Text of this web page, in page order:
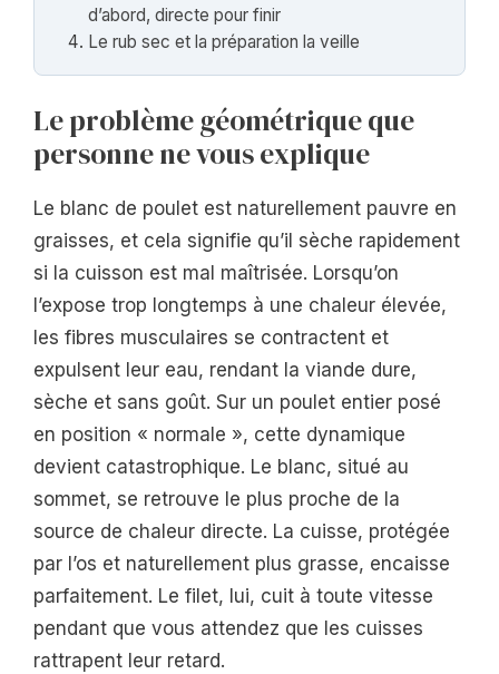
d’abord, directe pour finir
Le rub sec et la préparation la veille
Le problème géométrique que
personne ne vous explique
Le blanc de poulet est naturellement pauvre en
graisses, et cela signifie qu’il sèche rapidement
si la cuisson est mal maîtrisée. Lorsqu’on
l’expose trop longtemps à une chaleur élevée,
les fibres musculaires se contractent et
expulsent leur eau, rendant la viande dure,
sèche et sans goût. Sur un poulet entier posé
en position « normale », cette dynamique
devient catastrophique. Le blanc, situé au
sommet, se retrouve le plus proche de la
source de chaleur directe. La cuisse, protégée
par l’os et naturellement plus grasse, encaisse
parfaitement. Le filet, lui, cuit à toute vitesse
pendant que vous attendez que les cuisses
rattrapent leur retard.